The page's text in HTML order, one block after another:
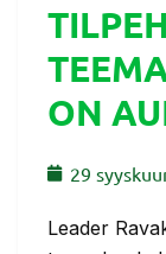
ON
29
Leader